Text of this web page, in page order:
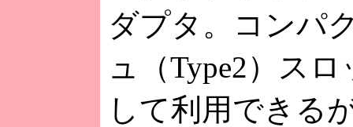
ダプタ。コンパ
ュ（Type2）ス
して利用できる